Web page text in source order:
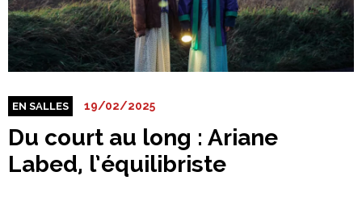
EN SALLES 19/02/2025
Du court au long : Ariane
Labed, l’équilibriste